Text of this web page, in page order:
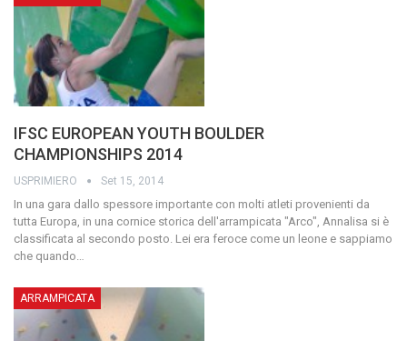
IFSC EUROPEAN YOUTH BOULDER
CHAMPIONSHIPS 2014
USPRIMIERO Set 15, 2014
In una gara dallo spessore importante con molti atleti provenienti da
tutta Europa, in una cornice storica dell'arrampicata "Arco", Annalisa si è
classificata al secondo posto. Lei era feroce come un leone e sappiamo
che quando…
ARRAMPICATA